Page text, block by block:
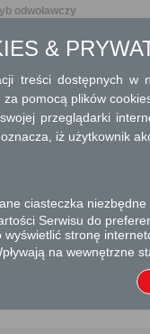
odwoławczy
i wnioski
dotyczy
dodatkowe
prawna
Ustawa z dnia 17
Rozporządzenie
&
treści dostępnych w
pomocą plików
przeglądarki
iż użytkownik
ciasteczka
Serwisu do
wyświetlić stronę
na wewnętrzne